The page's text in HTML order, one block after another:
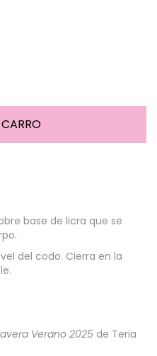
base de licra que se
del codo. Cierra en la
Verano 2025 de Teria